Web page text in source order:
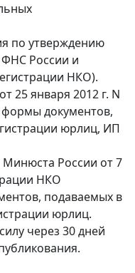
по утверждению
России и
НКО).
25 января 2012 г. N
документов,
юрлиц, ИП
Минюста России от 7
НКО
подаваемых в
юрлиц.
через 30 дней